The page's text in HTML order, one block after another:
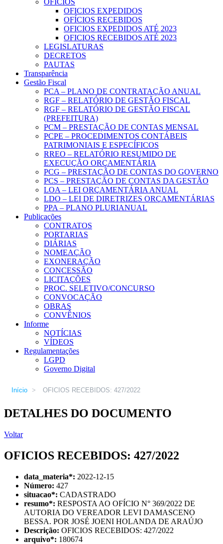
OFICIOS
OFICIOS EXPEDIDOS
OFÍCIOS RECEBIDOS
OFICIOS EXPEDIDOS ATÉ 2023
OFICIOS RECEBIDOS ATÉ 2023
LEGISLATURAS
DECRETOS
PAUTAS
Transparência
Gestão Fiscal
PCA – PLANO DE CONTRATAÇÃO ANUAL
RGF – RELATÓRIO DE GESTÃO FISCAL
RGF – RELATÓRIO DE GESTÃO FISCAL
(PREFEITURA)
PCM – PRESTAÇÃO DE CONTAS MENSAL
PCPE – PROCEDIMENTOS CONTÁBEIS
PATRIMONIAIS E ESPECÍFICOS
RREO – RELATÓRIO RESUMIDO DE
EXECUÇÃO ORÇAMENTÁRIA
PCG – PRESTAÇÃO DE CONTAS DO GOVERNO
PCS – PRESTAÇÃO DE CONTAS DA GESTÃO
LOA – LEI ORÇAMENTÁRIA ANUAL
LDO – LEI DE DIRETRIZES ORÇAMENTÁRIAS
PPA – PLANO PLURIANUAL
Publicações
CONTRATOS
PORTARIAS
DIÁRIAS
NOMEAÇÃO
EXONERAÇÃO
CONCESSÃO
LICITAÇÕES
PROC. SELETIVO/CONCURSO
CONVOCAÇÃO
OBRAS
CONVÊNIOS
Informe
NOTÍCIAS
VÍDEOS
Regulamentações
LGPD
Governo Digital
Início > OFICIOS RECEBIDOS: 427/2022
DETALHES DO DOCUMENTO
Voltar
OFICIOS RECEBIDOS: 427/2022
data_materia*: 2022-12-15
Número: 427
situacao*: CADASTRADO
resumo*: RESPOSTA AO OFÍCIO N° 369/2022 DE
AUTORIA DO VEREADOR LEVI DAMASCENO
BESSA. POR JOSÉ JOENI HOLANDA DE ARAÚJO
Descrição: OFICIOS RECEBIDOS: 427/2022
arquivo*: 180674